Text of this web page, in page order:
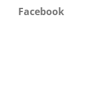
Facebook